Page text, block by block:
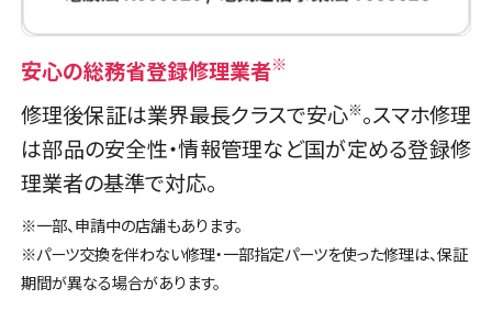
店頭修理店
スマホスピタル テルル成増
店舗ページへ 店舗に電話
スマホスピタル和歌山
店舗ページへ
安心の総務省登録修理業者※
修理後保証は業界最長クラスで安心※。スマホ修理
は部品の安全性・情報管理など国が定める登録修
理業者の基準で対応。
※一部、申請中の店舗もあります。
※パーツ交換を伴わない修理・一部指定パーツを使った修理は、保証
期間が異なる場合があります。